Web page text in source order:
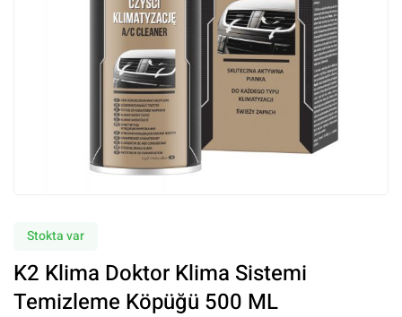
Stokta var
K2 Klima Doktor Klima Sistemi
Temizleme Köpüğü 500 ML